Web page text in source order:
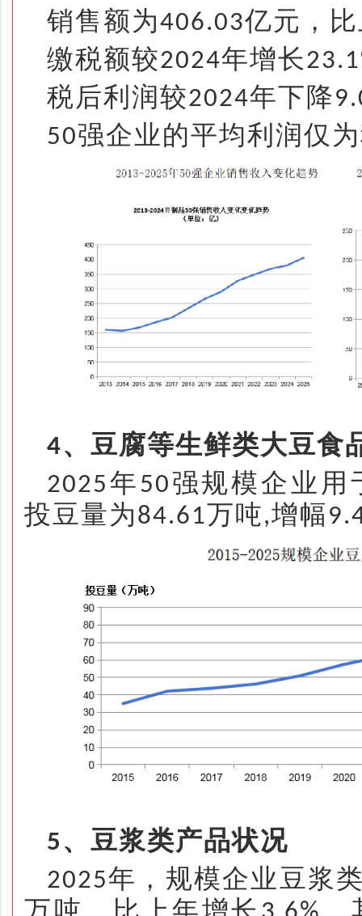
销售额为406.03亿元，
缴税额较2024年增长
税后利润较2024年下降
50强企业的平均利润仅
4、豆腐等生鲜类大豆食
2025年50强规模企业用
投豆量为84.61万吨,增幅
5 、豆浆类产品状况
2025年，规模企业豆浆